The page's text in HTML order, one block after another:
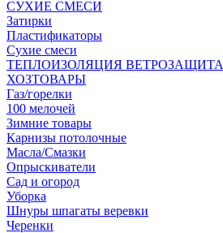
СУХИЕ СМЕСИ
Затирки
Пластификаторы
Сухие смеси
ТЕПЛОИЗОЛЯЦИЯ ВЕТРОЗАЩИТА
ХОЗТОВАРЫ
Газ/горелки
100 мелочей
Зимние товары
Карнизы потолочные
Масла/Смазки
Опрыскиватели
Сад и огород
Уборка
Шнуры шпагаты веревки
Черенки